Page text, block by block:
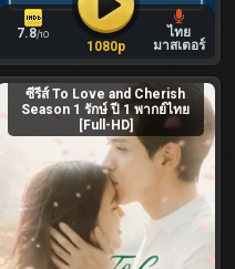
7.8/10
ไทย
มาสเตอร์
1080p
ซีรีส์ To Love and Cherish
Season 1 รักษ์ ปี 1 พากย์ไทย
[Full-HD]